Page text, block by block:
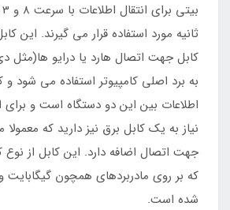
ثانیه مورد استفاده قرار می گیرند. این
کابل جهت اتصال هارد یا درایو ها(مثل
به برد اصلی کامپیوتر استفاده می شود و
اطلاعات بین این دو دستگاه است و برای
نیاز به یک کابل برق نیز دارید که
جهت اتصال اضافه دارد. این کابل از نوع
که بر روی مادربردهای همچون
شده است.